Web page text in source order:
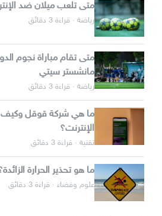
متى تلعب ميلان ضد
رياضة · قراءة 3 دقائق
متى تقام مباراة نجوم
مانشستر سيتي
رياضة · قراءة 3 دقائق
ما هي شركة قوقل وكيف
الإنترنت؟
تقنية · قراءة 3 دقائق
ما هو تحذير الحرارة
علوم وفضاء · قراءة 3 دقائق